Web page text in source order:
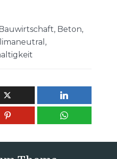
, Beton,
,